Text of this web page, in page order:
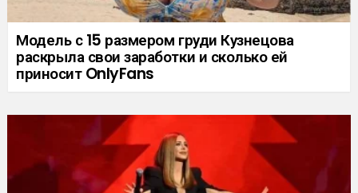
Модель с 15 размером груди Кузнецова
раскрыла свои заработки и сколько ей
приносит OnlyFans